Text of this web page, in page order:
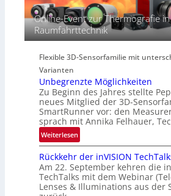
i
e
s
-
u
n
d
e
o
n
r
a
l
N
s
‘
Online-Event zur Thermografie
Raumfahrttechnik
Flexible 3D-Sensorfamilie mit
Varianten
Unbegrenzte Möglichkeiten
Zu Beginn des Jahres stellte
neues Mitglied der 3D-
SmartRunner vor: den
sprach mit Annika Felhauer,
Weiterlesen:
U
n
b
e
g
Rückkehr der inVISION
Am 22. September kehren die
TechTalks mit dem Webinar
Lenses & Illuminations aus der